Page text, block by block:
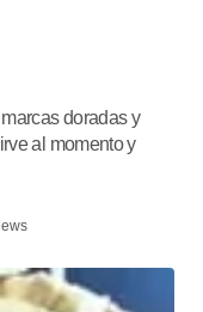
doradas y
al momento y